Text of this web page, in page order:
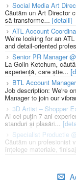
Social Media Art
Căutăm un Art Director
să transforme... [detalii]
ATL Account
We’re looking for an
and detail-oriented
Senior PR Manager
La Golin Ketchum,
experiență, care știe...
BTL Account
Job description: We're
Manager to join our
3D Artist – Shopper
Ai cel puțin 7 ani
standuri și plasări...
Specialist Productie
Căutăm un profesionist
înțelege materiale,